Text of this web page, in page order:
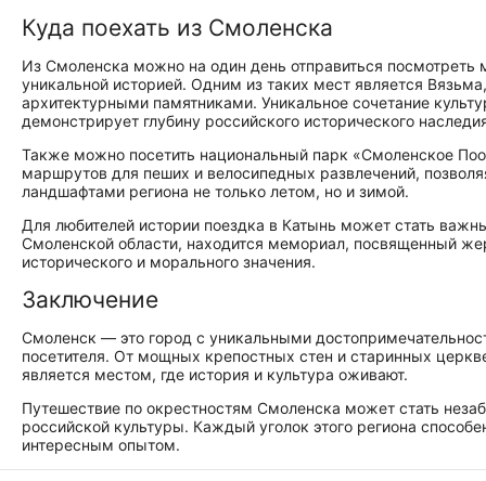
Куда поехать из Смоленска
Из Смоленска можно на один день отправиться
уникальной историей. Одним из таких мест является
архитектурными памятниками. Уникальное сочетание
демонстрирует глубину российского исторического
Также можно посетить национальный парк «Смоленское
маршрутов для пеших и велосипедных развлечений,
ландшафтами региона не только летом, но и зимой.
Для любителей истории поездка в Катынь может стать
Смоленской области, находится мемориал, посвященный
исторического и морального значения.
Заключение
Смоленск — это город с уникальными
посетителя. От мощных крепостных стен и старинных
является местом, где история и культура оживают.
Путешествие по окрестностям Смоленска может стать
российской культуры. Каждый уголок этого региона
интересным опытом.